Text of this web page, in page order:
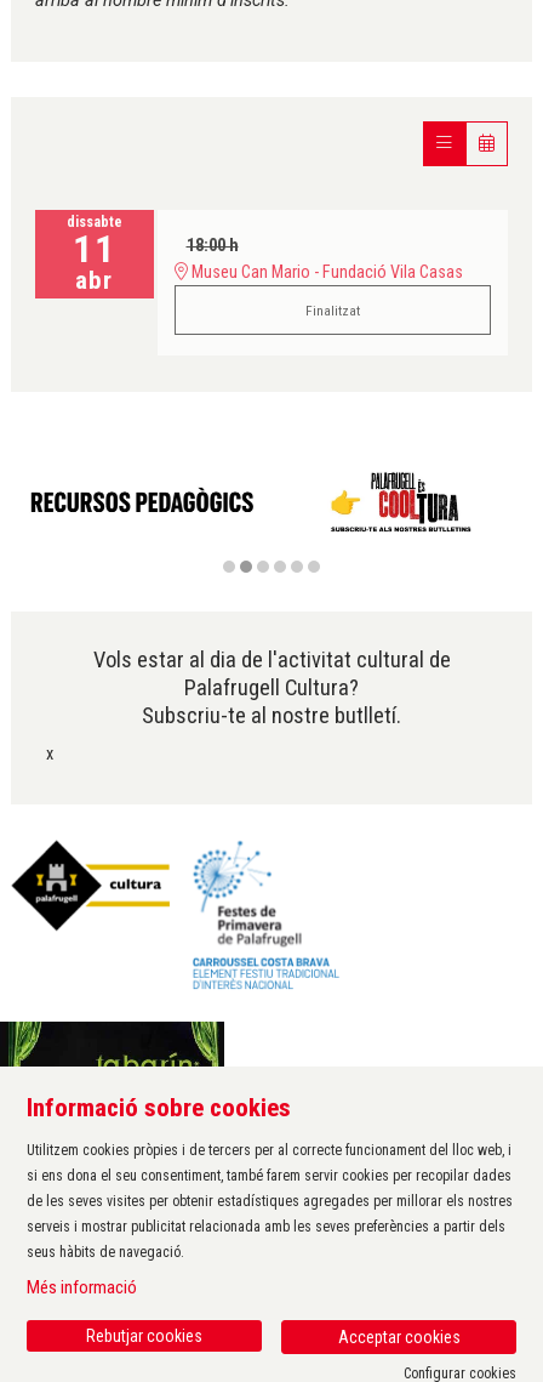
dissabte
11
abr
18:00 h
Museu Can Mario - Fundació Vila Casas
Finalitzat
Vols estar al dia de l'activitat cultural de
Palafrugell Cultura?
Subscriu-te al nostre butlletí.
x
Àrea de cultura de l'Ajuntament de Palafrugell
Carrer Santa Margarida, 1
17200 Palafrugell
972 611 172 ·
cultura@palafrugell.cat
Sitemap | Avís Legal
Informació sobre cookies
Utilitzem cookies pròpies i de tercers per al correcte funcionament del lloc web, i
si ens dona el seu consentiment, també farem servir cookies per recopilar dades
de les seves visites per obtenir estadístiques agregades per millorar els nostres
serveis i mostrar publicitat relacionada amb les seves preferències a partir dels
seus hàbits de navegació.
Més informació
Acceptar cookies
Rebutjar cookies
Configurar cookies